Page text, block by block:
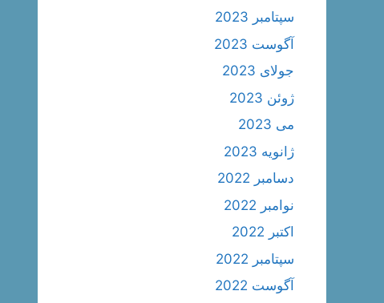
سپتامبر 2023
آگوست 2023
جولای 2023
ژوئن 2023
می 2023
ژانویه 2023
دسامبر 2022
نوامبر 2022
اکتبر 2022
سپتامبر 2022
آگوست 2022